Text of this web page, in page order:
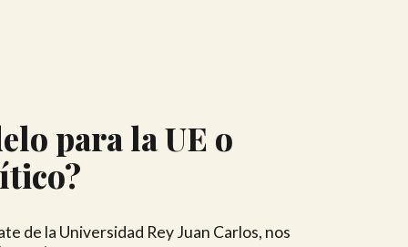
para la UE o
de la Universidad Rey Juan Carlos, nos